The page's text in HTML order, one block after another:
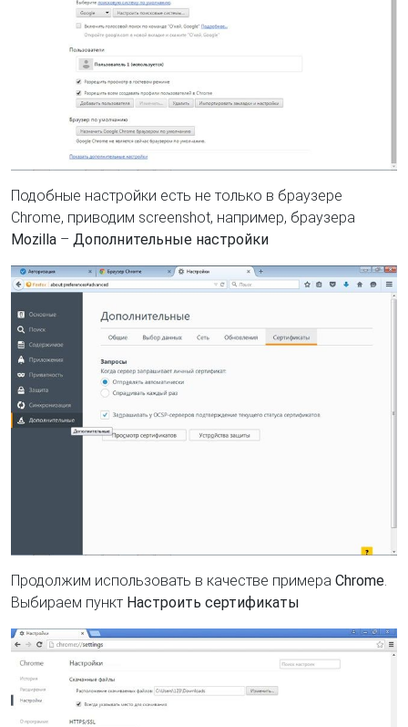
Подобные настройки есть не только в браузере
Chrome, приводим screenshot, например, браузера
Mozilla – Дополнительные настройки
Продолжим использовать в качестве примера Chrome
Выбираем пункт Настроить сертификаты